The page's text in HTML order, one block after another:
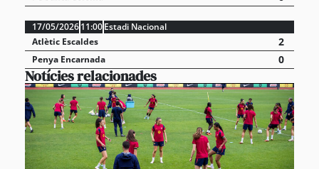
17/05/202611:00Estadi Nacional
Atlètic Escaldes
2
Penya Encarnada 0
Notícies relacionades